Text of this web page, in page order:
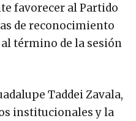
favorecer al Partido
de reconocimiento
término de la sesión
Taddei Zavala,
institucionales y la